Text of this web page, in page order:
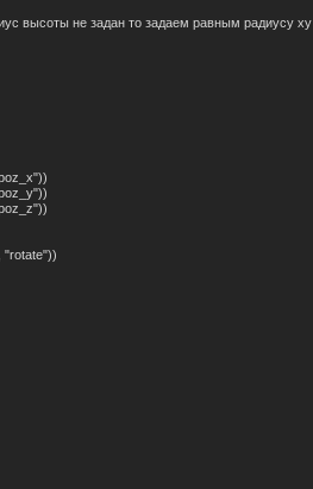
высоты не задан то задаем равным радиусу xy